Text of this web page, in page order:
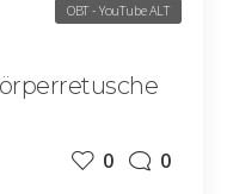
OBT - YouTube ALT
0 0